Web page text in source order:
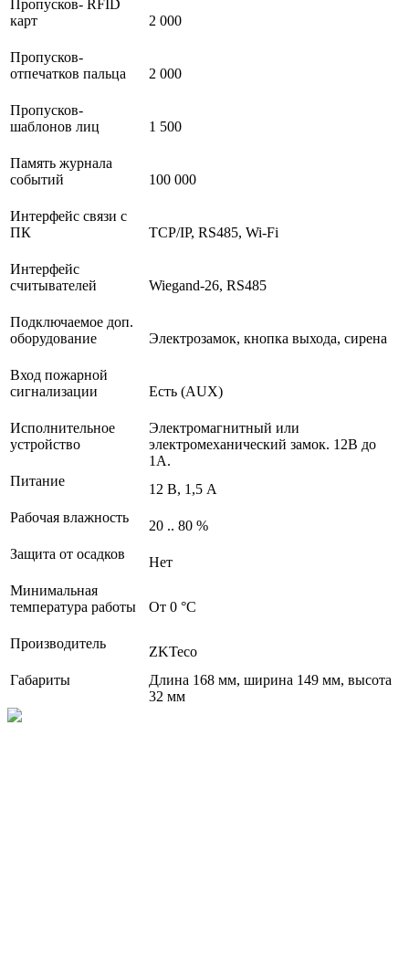
Пропусков- RFID
карт
2 000
Пропусков-
отпечатков пальца
2 000
Пропусков-
шаблонов лиц
1 500
Память журнала
событий
100 000
Интерфейс связи с
ПК
TCP/IP, RS485, Wi-Fi
Интерфейс
считывателей
Wiegand-26, RS485
Подключаемое доп.
оборудование
Электрозамок, кнопка выхода, сирена
Вход пожарной
сигнализации
Есть (AUX)
Исполнительное
устройство
Электромагнитный или
электромеханический замок. 12В до
1А.
Питание
12 В, 1,5 А
Рабочая влажность
20 .. 80 %
Защита от осадков
Нет
Минимальная
температура работы
От 0 °С
Производитель
ZKTeco
Габариты
Длина 168 мм, ширина 149 мм, высота
32 мм